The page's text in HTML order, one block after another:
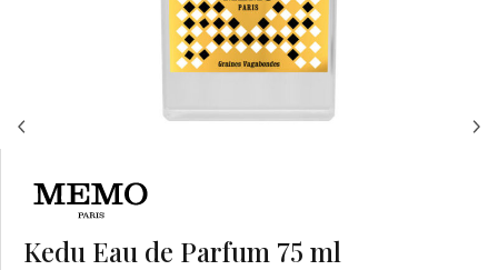
Kedu Eau de Parfum 75 ml